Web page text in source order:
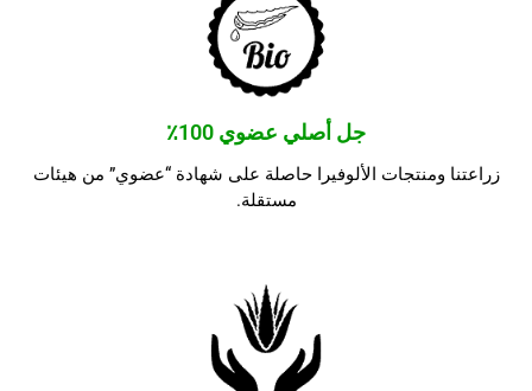
جل أصلي عضوي 100٪
زراعتنا ومنتجات الألوفيرا حاصلة على شهادة “عضوي” من هيئات
مستقلة.